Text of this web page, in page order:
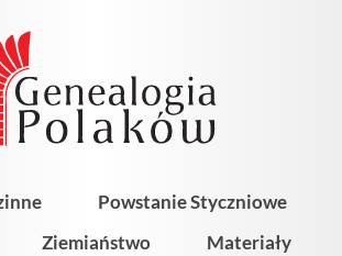
Powstanie Styczniowe
Ziemiaństwo
Materiały